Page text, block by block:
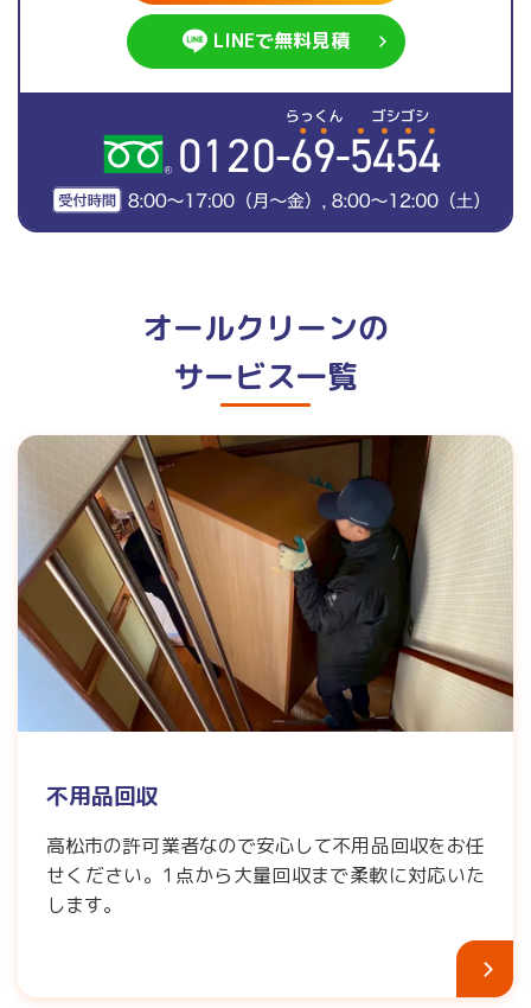
LINEで無料見積
オールクリーンの
サービス一覧
不用品回収
高松市の許可業者なので安心して不用品回収をお任
せください。1点から大量回収まで柔軟に対応いた
します。